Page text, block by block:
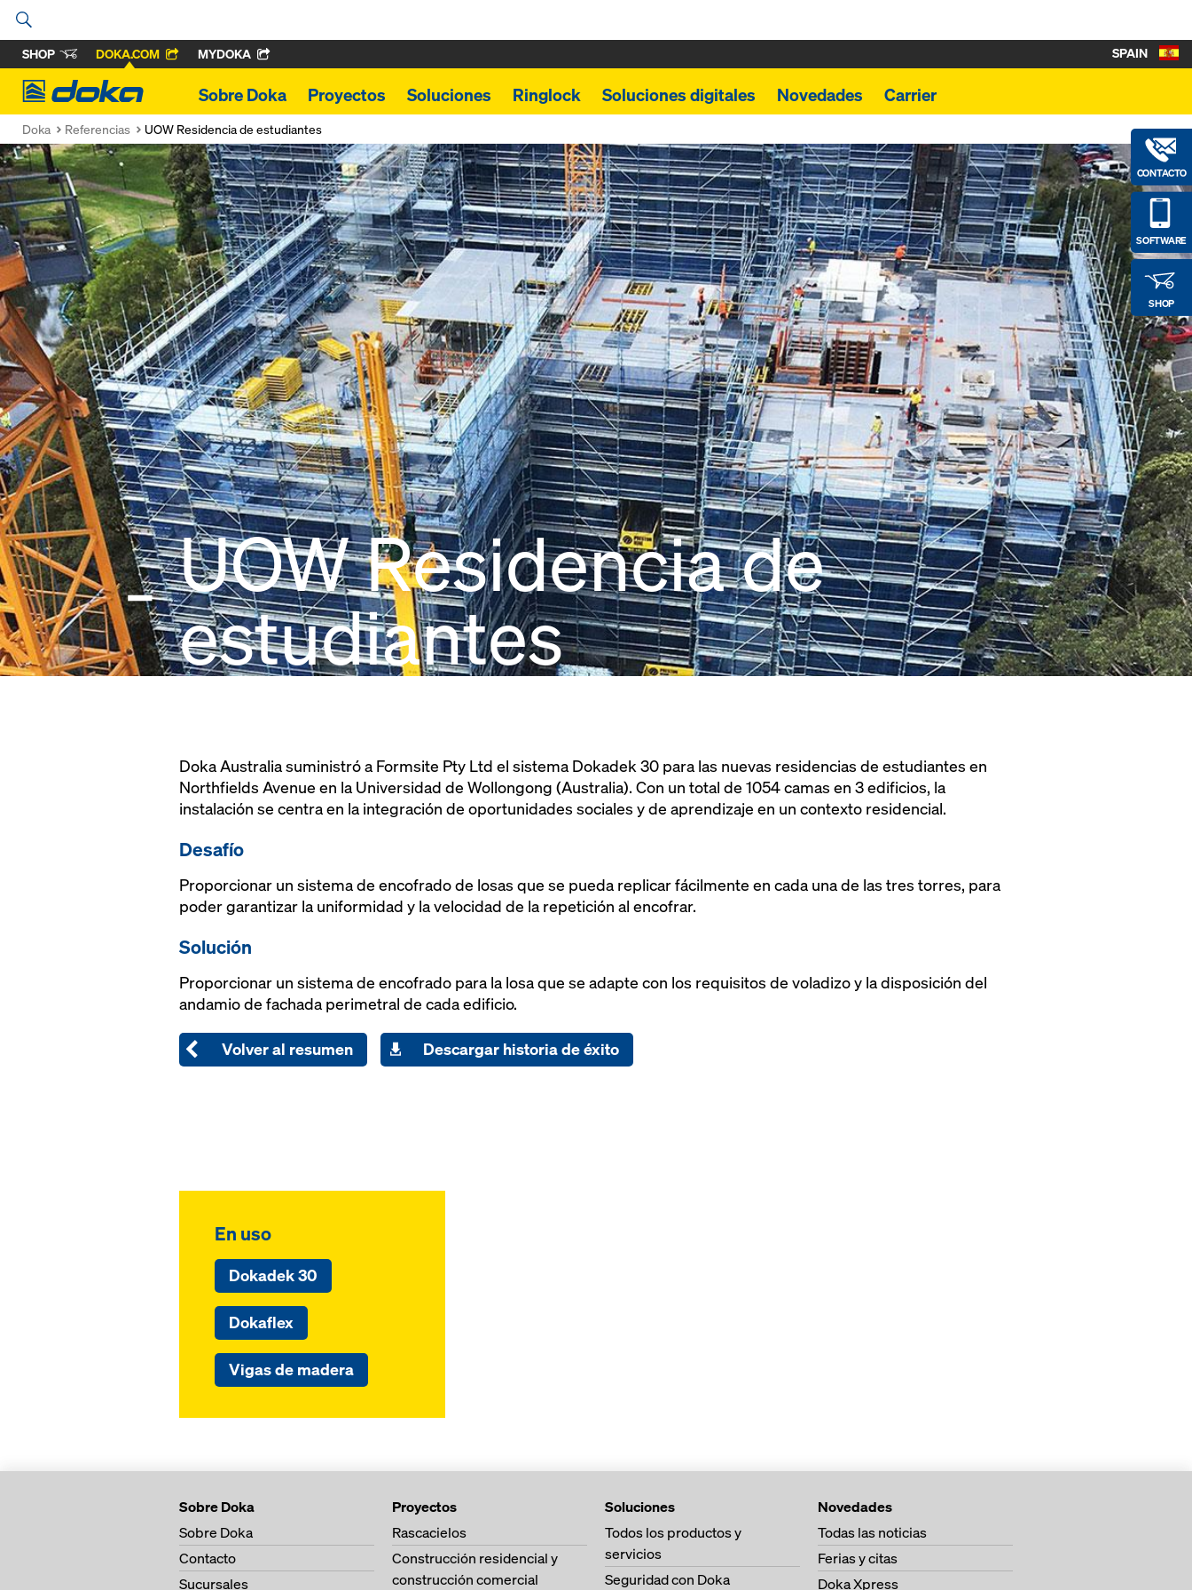
SHOP DOKA.COM MYDOKA
Doka
Sobre Doka Proyectos Soluciones Ringlock Soluciones digitales Novedades Carrier
CONTACTO
SOFTWARE
SHOP
SPAIN
Doka Referencias UOW Residencia de estudiantes
UOW Residencia de
estudiantes
Doka Australia suministró a Formsite Pty Ltd el sistema Dokadek 30 para las nuevas residencias de estudiantes en
Northfields Avenue en la Universidad de Wollongong (Australia). Con un total de 1054 camas en 3 edificios, la
instalación se centra en la integración de oportunidades sociales y de aprendizaje en un contexto residencial.
Desafío
Proporcionar un sistema de encofrado de losas que se pueda replicar fácilmente en cada una de las tres torres, para
poder garantizar la uniformidad y la velocidad de la repetición al encofrar.
Solución
Proporcionar un sistema de encofrado para la losa que se adapte con los requisitos de voladizo y la disposición del
andamio de fachada perimetral de cada edificio.
Volver al resumen Descargar historia de éxito
En uso
Dokadek 30
Dokaflex
Vigas de madera
Sobre Doka
Sobre Doka
Contacto
Sucursales
Proyectos
Rascacielos
Construcción residencial y
construcción comercial
Soluciones
Todos los productos y
servicios
Seguridad con Doka
Novedades
Todas las noticias
Ferias y citas
Doka Xpress